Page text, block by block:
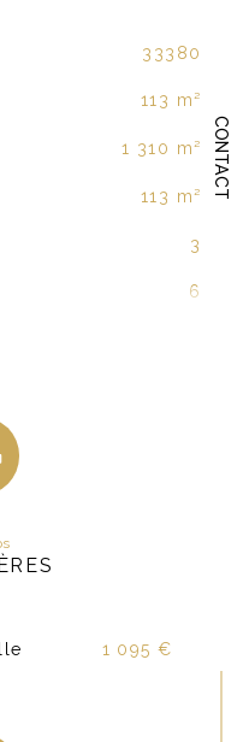
CONTACT
intégré (puit foré).
je suis à votre disposition.
33380
113 m²
1 310 m²
113 m²
3
6
1 095 €